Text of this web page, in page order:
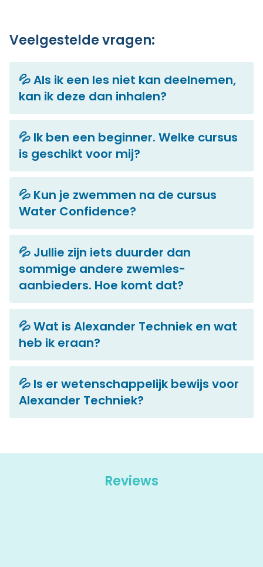
Veelgestelde vragen:
💦 Als ik een les niet kan deelnemen,
kan ik deze dan inhalen?
💦 Ik ben een beginner. Welke cursus
is geschikt voor mij?
💦 Kun je zwemmen na de cursus
Water Confidence?
💦 Jullie zijn iets duurder dan
sommige andere zwemles-
aanbieders. Hoe komt dat?
💦 Wat is Alexander Techniek en wat
heb ik eraan?
💦 Is er wetenschappelijk bewijs voor
Alexander Techniek?
Reviews